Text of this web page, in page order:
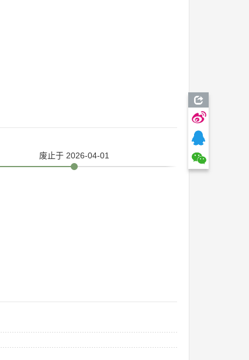
废止于 2026-04-01